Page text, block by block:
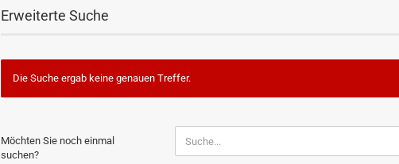
Erweiterte Suche
Die Suche ergab keine genauen Treffer.
SIE
NOCH
Möchten Sie noch einmal
suchen?